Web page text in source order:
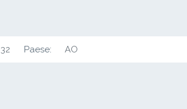
32 Paese: AO